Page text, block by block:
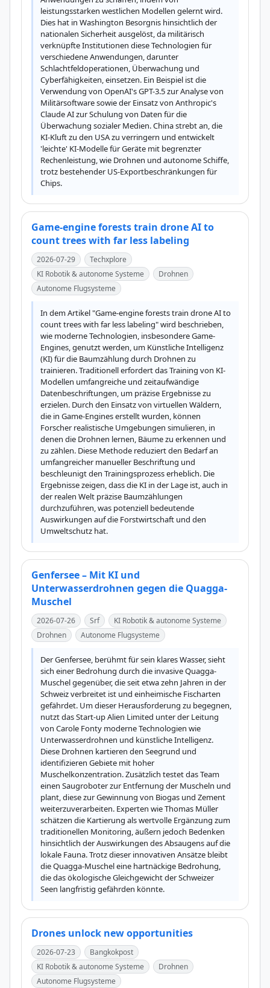
leistungsstarken westlichen Modellen gelernt wird.
Dies hat in Washington Besorgnis hinsichtlich der
nationalen Sicherheit ausgelöst, da militärisch
verknüpfte Institutionen diese Technologien für
verschiedene Anwendungen, darunter
Schlachtfeldoperationen, Überwachung und
Cyberfähigkeiten, einsetzen. Ein Beispiel ist die
Verwendung von OpenAI's GPT-3.5 zur Analyse von
Militärsoftware sowie der Einsatz von Anthropic's
Claude AI zur Schulung von Daten für die
Überwachung sozialer Medien. China strebt an, die
KI-Kluft zu den USA zu verringern und entwickelt
'leichte' KI-Modelle für Geräte mit begrenzter
Rechenleistung, wie Drohnen und autonome Schiffe,
trotz bestehender US-Exportbeschränkungen für
Chips.
Game-engine forests train drone AI to
count trees with far less labeling
2026-07-29
Techxplore
KI Robotik & autonome Systeme
Drohnen
Autonome Flugsysteme
In dem Artikel "Game-engine forests train drone AI to
count trees with far less labeling" wird beschrieben,
wie moderne Technologien, insbesondere Game-
Engines, genutzt werden, um Künstliche Intelligenz
(KI) für die Baumzählung durch Drohnen zu
trainieren. Traditionell erfordert das Training von KI-
Modellen umfangreiche und zeitaufwändige
Datenbeschriftungen, um präzise Ergebnisse zu
erzielen. Durch den Einsatz von virtuellen Wäldern,
die in Game-Engines erstellt wurden, können
Forscher realistische Umgebungen simulieren, in
denen die Drohnen lernen, Bäume zu erkennen und
zu zählen. Diese Methode reduziert den Bedarf an
umfangreicher manueller Beschriftung und
beschleunigt den Trainingsprozess erheblich. Die
Ergebnisse zeigen, dass die KI in der Lage ist, auch in
der realen Welt präzise Baumzählungen
durchzuführen, was potenziell bedeutende
Auswirkungen auf die Forstwirtschaft und den
Umweltschutz hat.
Genfersee – Mit KI und
Unterwasserdrohnen gegen die Quagga-
Muschel
2026-07-26 Srf
KI Robotik & autonome Systeme
Drohnen
Autonome Flugsysteme
Der Genfersee, berühmt für sein klares Wasser, sieht
sich einer Bedrohung durch die invasive Quagga-
Muschel gegenüber, die seit etwa zehn Jahren in der
Schweiz verbreitet ist und einheimische Fischarten
gefährdet. Um dieser Herausforderung zu begegnen,
nutzt das Start-up Alien Limited unter der Leitung
von Carole Fonty moderne Technologien wie
Unterwasserdrohnen und künstliche Intelligenz.
Diese Drohnen kartieren den Seegrund und
identifizieren Gebiete mit hoher
Muschelkonzentration. Zusätzlich testet das Team
einen Saugroboter zur Entfernung der Muscheln und
plant, diese zur Gewinnung von Biogas und Zement
weiterzuverarbeiten. Experten wie Thomas Müller
schätzen die Kartierung als wertvolle Ergänzung zum
traditionellen Monitoring, äußern jedoch Bedenken
hinsichtlich der Auswirkungen des Absaugens auf die
lokale Fauna. Trotz dieser innovativen Ansätze bleibt
die Quagga-Muschel eine hartnäckige Bedrohung,
die das ökologische Gleichgewicht der Schweizer
Seen langfristig gefährden könnte.
Drones unlock new opportunities
2026-07-23
Bangkokpost
KI Robotik & autonome Systeme
Drohnen
Autonome Flugsysteme